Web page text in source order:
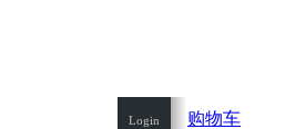
Login
购物车